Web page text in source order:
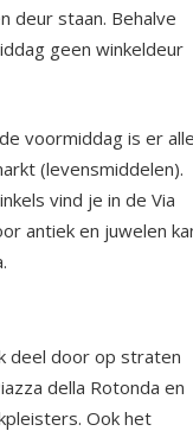
deur staan. Behalve
geen winkeldeur
voormiddag is er
(levensmiddelen).
vind je in de Via
antiek en juwelen
deel door op straten
della Rotonda en
Ook het